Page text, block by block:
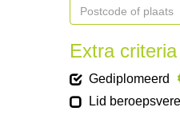
Extra criteria
Gediplomeerd
Lid